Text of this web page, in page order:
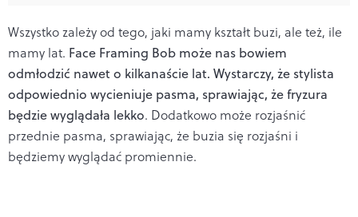
Wszystko zależy od tego, jaki mamy kształt buzi, ale też, ile
mamy lat. Face Framing Bob może nas bowiem
odmłodzić nawet o kilkanaście lat. Wystarczy, że stylista
odpowiednio wycieniuje pasma, sprawiając, że fryzura
będzie wyglądała lekko. Dodatkowo może rozjaśnić
przednie pasma, sprawiając, że buzia się rozjaśni i
będziemy wyglądać promiennie.